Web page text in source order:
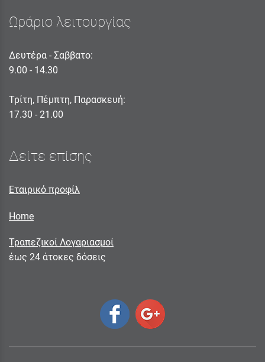
Ωράριο λειτουργίας
Δευτέρα - Σαββατο:
9.00 - 14.30
Τρίτη, Πέμπτη, Παρασκευή:
17.30 - 21.00
Δείτε επίσης
Εταιρικό προφίλ
Home
Τραπεζικοί Λογαριασμοί
έως 24 άτοκες δόσεις